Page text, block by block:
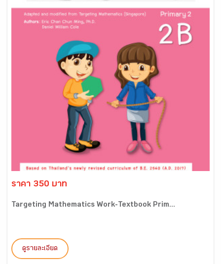
ราคา 350 บาท
Targeting Mathematics Work-Textbook Prim...
ดูรายละเอียด